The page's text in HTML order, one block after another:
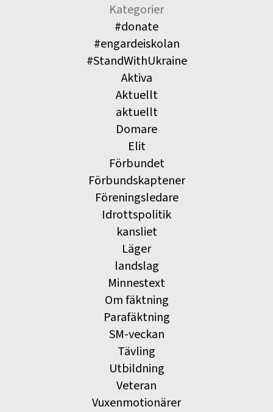
Kategorier
#donate
#engardeiskolan
#StandWithUkraine
Aktiva
Aktuellt
aktuellt
Domare
Elit
Förbundet
Förbundskaptener
Föreningsledare
Idrottspolitik
kansliet
Läger
landslag
Minnestext
Om fäktning
Parafäktning
SM-veckan
Tävling
Utbildning
Veteran
Vuxenmotionärer